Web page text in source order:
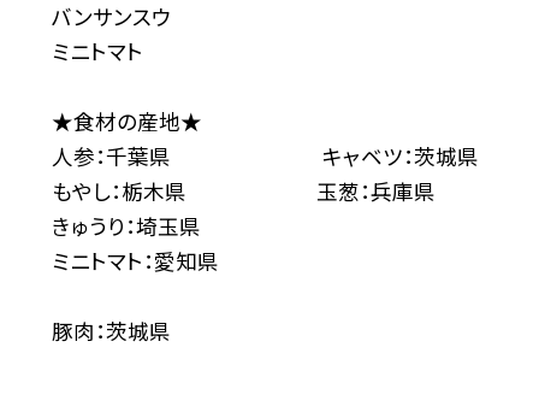
バンサンスウ
ミニトマト
★食材の産地★
人参：千葉県 キャベツ：茨城県
もやし：栃木県 玉葱：兵庫県
きゅうり：埼玉県
ミニトマト：愛知県
豚肉：茨城県